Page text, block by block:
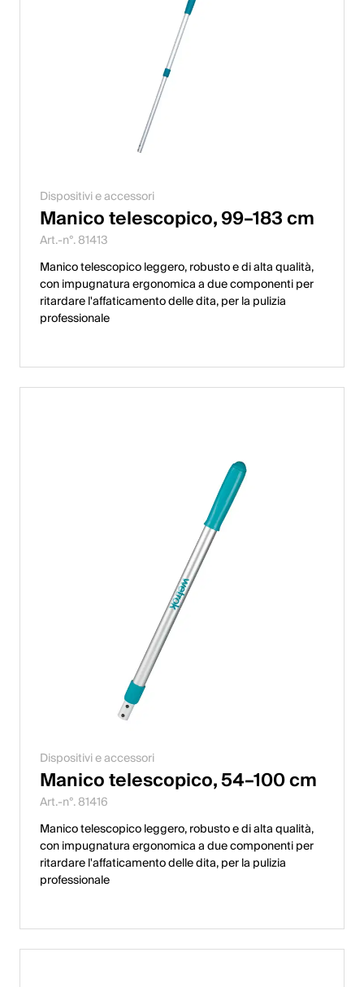
Dispositivi e accessori
Manico telescopico, 99–183 cm
Art.-n°. 81413
Manico telescopico leggero, robusto e di alta qualità,
con impugnatura ergonomica a due componenti per
ritardare l'affaticamento delle dita, per la pulizia
professionale
Dispositivi e accessori
Manico telescopico, 54–100 cm
Art.-n°. 81416
Manico telescopico leggero, robusto e di alta qualità,
con impugnatura ergonomica a due componenti per
ritardare l'affaticamento delle dita, per la pulizia
professionale